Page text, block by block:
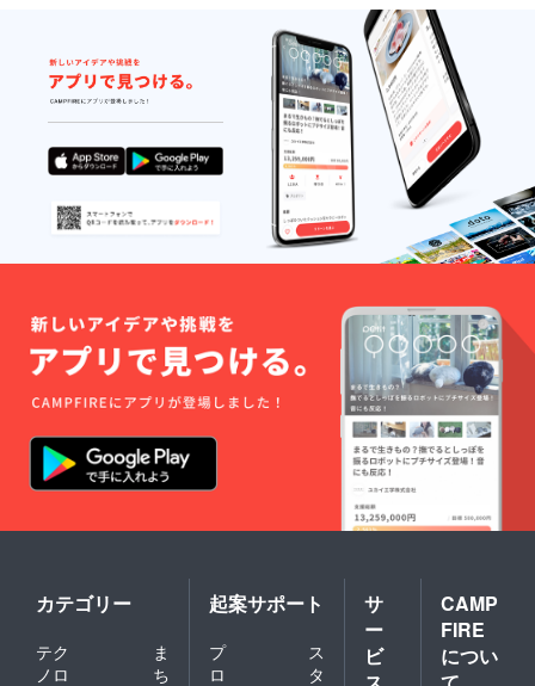
カテゴリー
テク
ノロ
ま
ち
起案サポート
プ
ロ
ス
タ
サ
ー
ビ
CAMP
FIRE
につい